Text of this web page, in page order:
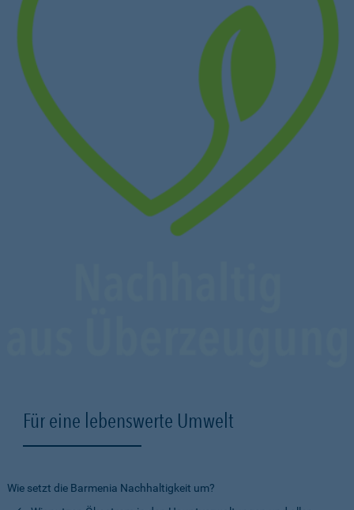
Für eine lebenswerte Umwelt
Wie setzt die Barmenia Nachhaltigkeit um?